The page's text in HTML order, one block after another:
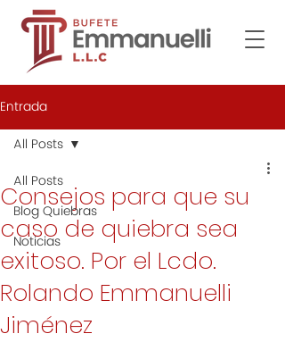
Entrada
All Posts
Blog Quiebras
Noticias
All Posts
Consejos para que su
caso de quiebra sea
exitoso. Por el Lcdo.
Rolando Emmanuelli
Jiménez